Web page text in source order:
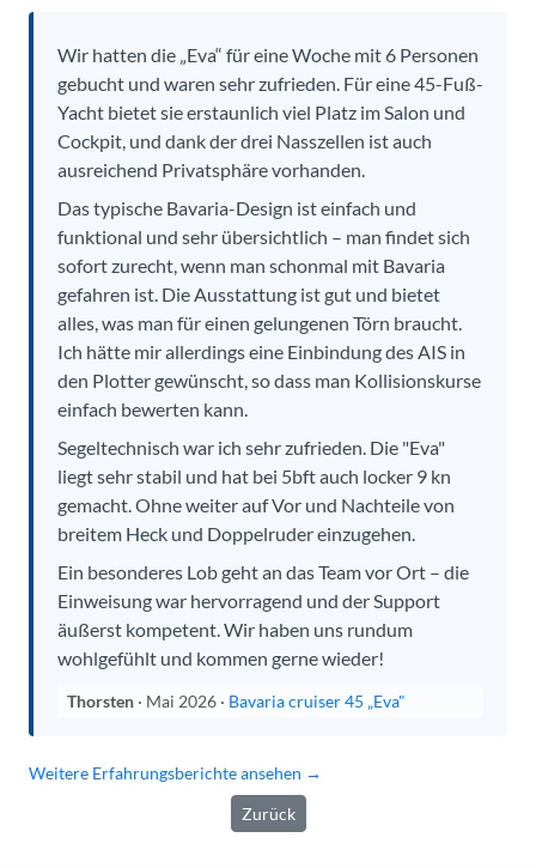
Wir hatten die „Eva“ für eine Woche mit 6 Personen
gebucht und waren sehr zufrieden. Für eine 45-Fuß-
Yacht bietet sie erstaunlich viel Platz im Salon und
Cockpit, und dank der drei Nasszellen ist auch
ausreichend Privatsphäre vorhanden.
Das typische Bavaria-Design ist einfach und
funktional und sehr übersichtlich – man findet sich
sofort zurecht, wenn man schonmal mit Bavaria
gefahren ist. Die Ausstattung ist gut und bietet
alles, was man für einen gelungenen Törn braucht.
Ich hätte mir allerdings eine Einbindung des AIS in
den Plotter gewünscht, so dass man Kollisionskurse
einfach bewerten kann.
Segeltechnisch war ich sehr zufrieden. Die "Eva"
liegt sehr stabil und hat bei 5bft auch locker 9 kn
gemacht. Ohne weiter auf Vor und Nachteile von
breitem Heck und Doppelruder einzugehen.
Ein besonderes Lob geht an das Team vor Ort – die
Einweisung war hervorragend und der Support
äußerst kompetent. Wir haben uns rundum
wohlgefühlt und kommen gerne wieder!
Thorsten · Mai 2026 · Bavaria cruiser 45 „Eva"
Weitere Erfahrungsberichte ansehen →
Zurück